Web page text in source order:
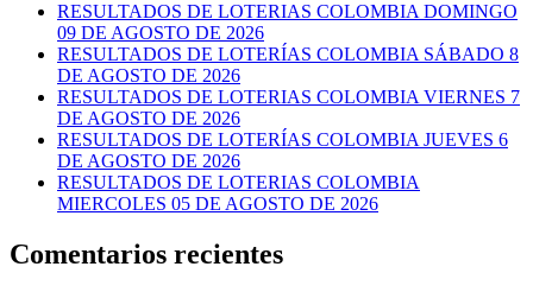
RESULTADOS DE LOTERIAS COLOMBIA DOMINGO
09 DE AGOSTO DE 2026
RESULTADOS DE LOTERÍAS COLOMBIA SÁBADO 8
DE AGOSTO DE 2026
RESULTADOS DE LOTERIAS COLOMBIA VIERNES 7
DE AGOSTO DE 2026
RESULTADOS DE LOTERÍAS COLOMBIA JUEVES 6
DE AGOSTO DE 2026
RESULTADOS DE LOTERIAS COLOMBIA
MIERCOLES 05 DE AGOSTO DE 2026
Comentarios recientes